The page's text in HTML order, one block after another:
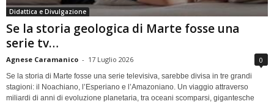
Didattica e Divulgazione
Se la storia geologica di Marte fosse una
serie tv…
Agnese Caramanico - 17 Luglio 2026 0
Se la storia di Marte fosse una serie televisiva, sarebbe divisa in tre grandi
stagioni: il Noachiano, l’Esperiano e l’Amazoniano. Un viaggio attraverso
miliardi di anni di evoluzione planetaria, tra oceani scomparsi, gigantesche